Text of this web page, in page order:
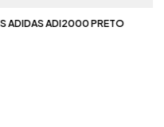
ADIDAS ADI2000 PRETO